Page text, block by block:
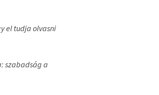
el tudja olvasni
szabadság a